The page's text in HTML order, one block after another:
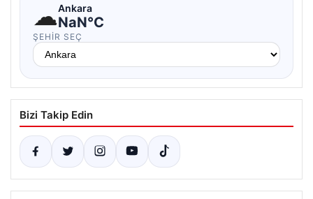
☁Ankara
NaN°C
ŞEHIR SEÇ
Bizi Takip Edin